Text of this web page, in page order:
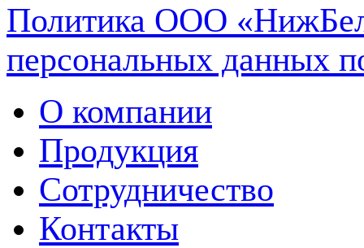
Политика ООО
персональных данных
О компании
Продукция
Сотрудничество
Контакты